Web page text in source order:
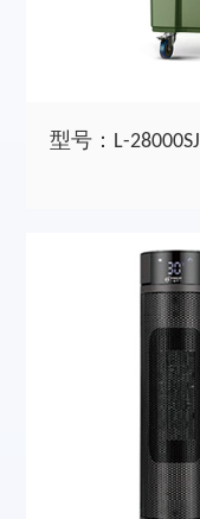
型号：L-28000SJ